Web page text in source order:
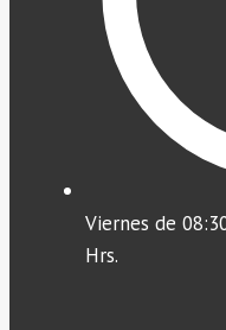
Viernes de
Hrs.